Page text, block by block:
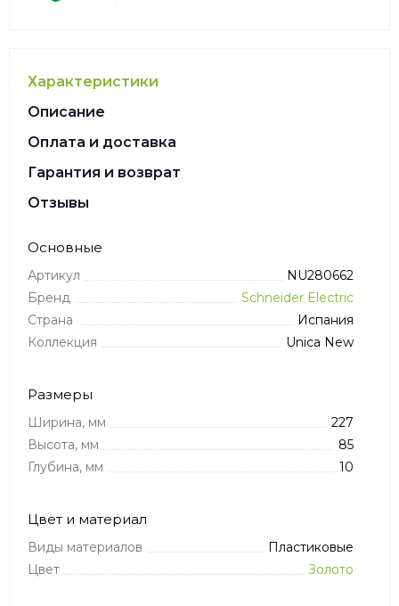
Характеристики
Описание
Оплата и доставка
Гарантия и возврат
Отзывы
Основные
Артикул
NU280662
Бренд
Schneider Electric
Страна
Испания
Коллекция
Unica New
Размеры
Ширина, мм
227
Высота, мм
85
Глубина, мм
10
Цвет и материал
Виды материалов
Пластиковые
Цвет
Золото